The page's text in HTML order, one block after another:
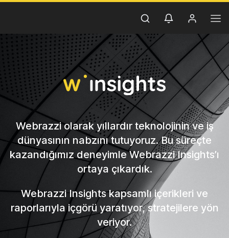
Webrazzi
Insights
Webrazzi olarak yıllardır teknolojinin ve iş
dünyasının nabzını tutuyoruz. Bu süreçte
kazandığımız deneyimle Webrazzi Insights’ı
ortaya çıkardık.
Webrazzi Insights kapsamlı içerikleri ve
raporlarıyla içgörü yaratıyor, stratejilere yön
veriyor.